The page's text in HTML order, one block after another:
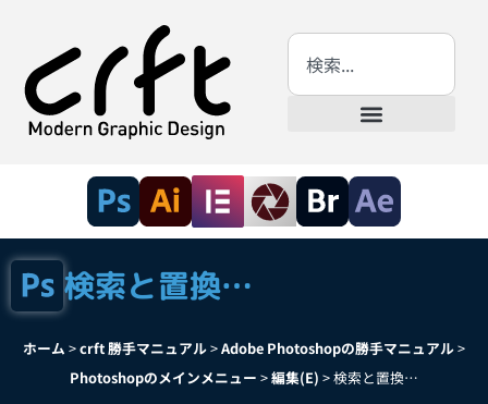
検索と置換…
ホーム >crft 勝手マニュアル>Adobe Photoshopの勝手マニュアル>
Photoshopのメインメニュー >編集(E) >検索と置換…